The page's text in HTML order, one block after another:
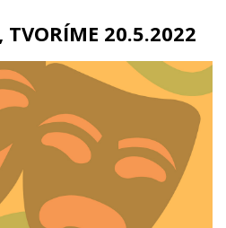
TVORÍME 20.5.2022